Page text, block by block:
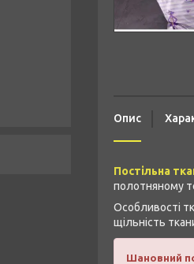
Опис
Постільна
полотняному
Особливості
щільність
Шановний